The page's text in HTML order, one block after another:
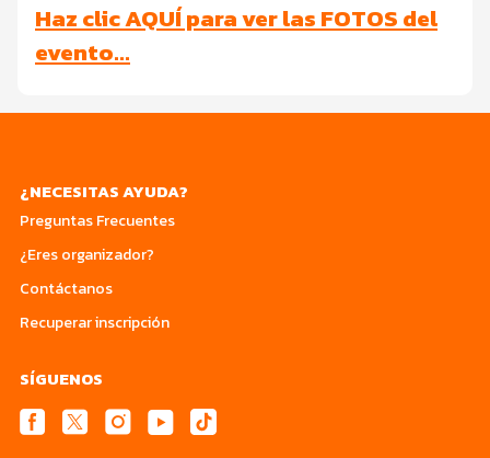
Haz clic AQUÍ para ver las FOTOS del
evento…
¿NECESITAS AYUDA?
Preguntas Frecuentes
¿Eres organizador?
Contáctanos
Recuperar inscripción
SÍGUENOS